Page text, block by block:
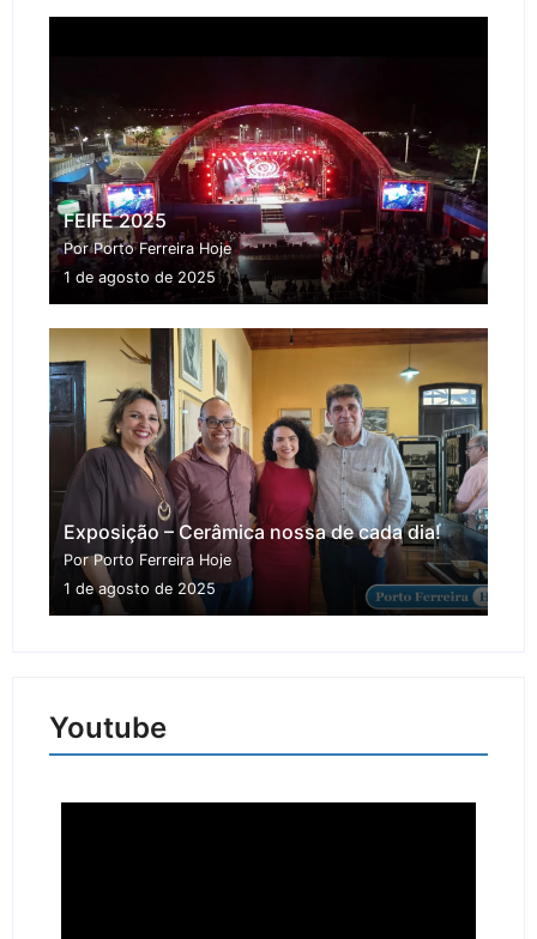
FEIFE 2025
Por Porto Ferreira Hoje
1 de agosto de 2025
Exposição – Cerâmica nossa de cada dia!
Por Porto Ferreira Hoje
1 de agosto de 2025
Youtube